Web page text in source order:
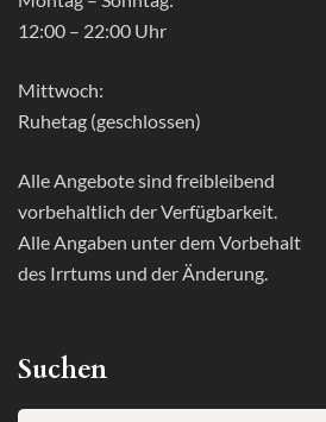
12:00 – 22:00 Uhr
Mittwoch:
Ruhetag (geschlossen)
Alle Angebote sind freibleibend
vorbehaltlich der Verfügbarkeit.
Alle Angaben unter dem Vorbehalt
des Irrtums und der Änderung.
Suchen